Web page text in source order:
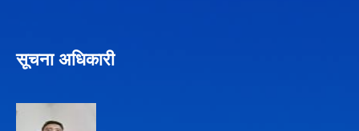
सूचना अधिकारी